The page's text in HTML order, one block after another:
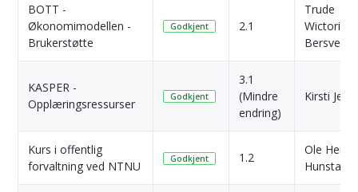
BOTT -
Økonomimodellen -
Brukerstøtte
Godkjent 2.1
Trude
Wictoria
KASPER -
Opplæringsressurser
Godkjent
3.1
(Mindre
endring)
Kirsti
Kurs i offentlig
forvaltning ved NTNU
Godkjent 1.2
Ole Henrik
Hunstad